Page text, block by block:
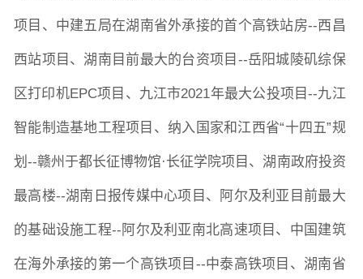
项目、中建五局在湖南省外承接的首个高铁站房--西昌
西站项目、湖南目前最大的台资项目--岳阳城陵矶综保
区打印机EPC项目、九江市2021年最大公投项目--九江
智能制造基地工程项目、纳入国家和江西省“十四五”规
划--赣州于都长征博物馆·长征学院项目、湖南政府投资
最高楼--湖南日报传媒中心项目、阿尔及利亚目前最大
的基础设施工程--阿尔及利亚南北高速项目、中国建筑
在海外承接的第一个高铁项目--中泰高铁项目、湖南省